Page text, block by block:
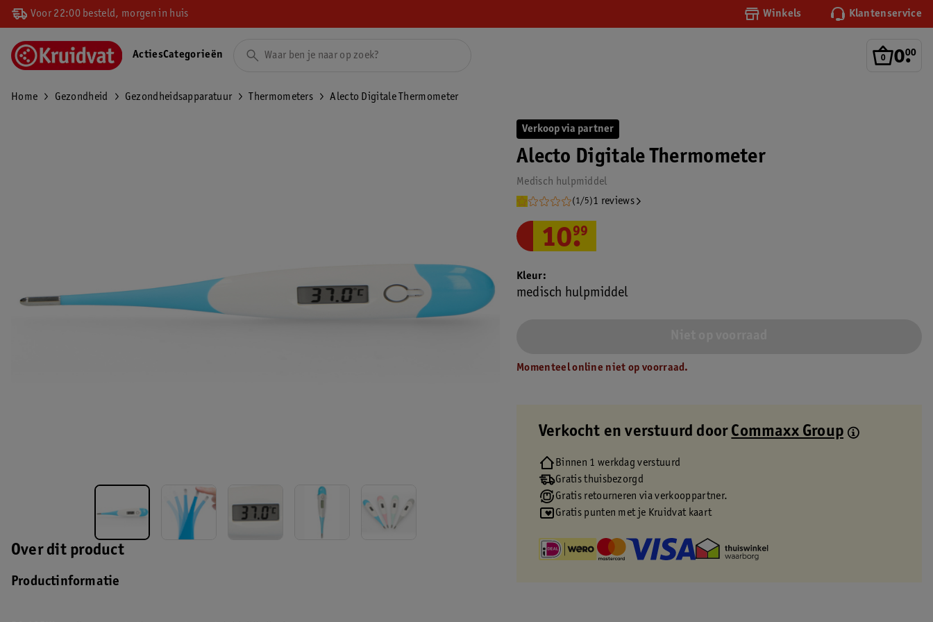
Voor 22:00 besteld, morgen in huis Winkels Klantenservice
0.
00
ActiesCategorieën
Home Gezondheid Gezondheidsapparatuur Thermometers Alecto Digitale Thermometer
Over dit product
Productinformatie
Verkoop via partner
Alecto Digitale Thermometer
Medisch hulpmiddel
(1/5)1 reviews
10.
99
Kleur
medisch hulpmiddel
Momenteel online niet op voorraad.
Verkocht en verstuurd door Commaxx Group
Binnen 1 werkdag verstuurd
Gratis thuisbezorgd
Gratis retourneren via verkooppartner.
Gratis punten met je Kruidvat kaart